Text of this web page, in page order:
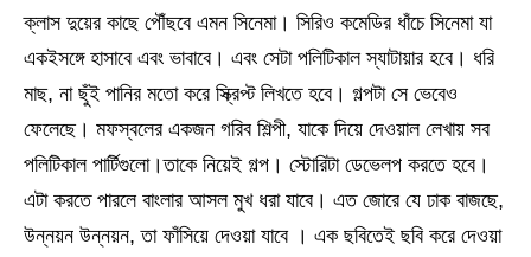
ক্লাস দুয়ের কাছে পৌঁছবে এমন সিনেমা। সিরিও কমেডির ধাঁচে সিনেমা যা
একইসঙ্গে হাসাবে এবং ভাবাবে। এবং সেটা পলিটিকাল স্যাটায়ার হবে। ধরি
মাছ, না ছুঁই পানির মতো করে স্ক্রিপ্ট লিখতে হবে। গল্পটা সে ভেবেও
ফেলেছে। মফস্বলের একজন গরিব শিল্পী, যাকে দিয়ে দেওয়াল লেখায় সব
পলিটিকাল পার্টিগুলো।তাকে নিয়েই গল্প। স্টোরিটা ডেভেলপ করতে হবে।
এটা করতে পারলে বাংলার আসল মুখ ধরা যাবে। এত জোরে যে ঢাক বাজছে,
উন্নয়ন উন্নয়ন, তা ফাঁসিয়ে দেওয়া যাবে । এক ছবিতেই ছবি করে দেওয়া